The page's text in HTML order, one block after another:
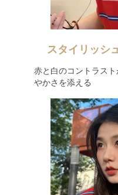
スタイリッシ
赤と白のコントラス
やかさを添える